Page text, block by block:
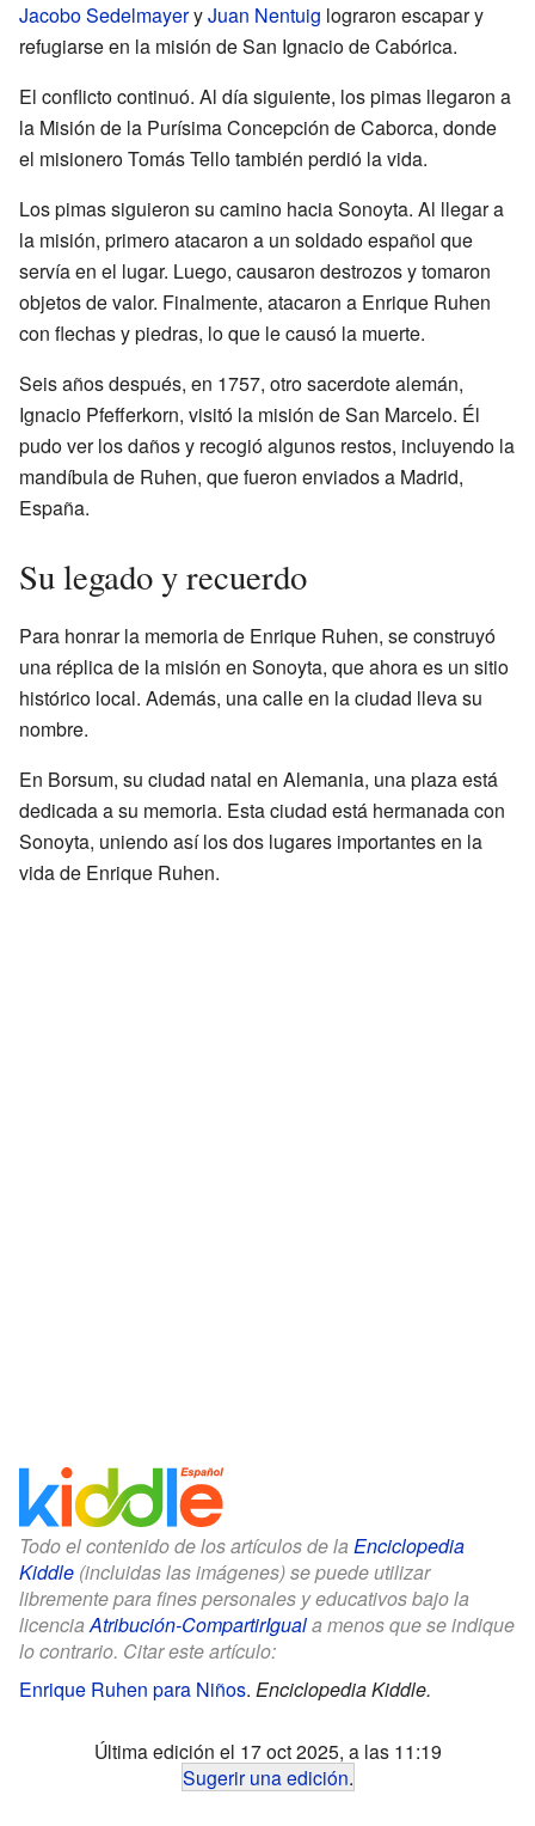
Jacobo SedelmayeryJuan Nentuig lograron escapar y
refugiarse en la misión de San Ignacio de Cabórica.
El conflicto continuó. Al día siguiente, los pimas llegaron a
la Misión de la Purísima Concepción de Caborca, donde
el misionero Tomás Tello también perdió la vida.
Los pimas siguieron su camino hacia Sonoyta. Al llegar a
la misión, primero atacaron a un soldado español que
servía en el lugar. Luego, causaron destrozos y tomaron
objetos de valor. Finalmente, atacaron a Enrique Ruhen
con flechas y piedras, lo que le causó la muerte.
Seis años después, en 1757, otro sacerdote alemán,
Ignacio Pfefferkorn, visitó la misión de San Marcelo. Él
pudo ver los daños y recogió algunos restos, incluyendo la
mandíbula de Ruhen, que fueron enviados a Madrid,
España.
Su legado y recuerdo
Para honrar la memoria de Enrique Ruhen, se construyó
una réplica de la misión en Sonoyta, que ahora es un sitio
histórico local. Además, una calle en la ciudad lleva su
nombre.
En Borsum, su ciudad natal en Alemania, una plaza está
dedicada a su memoria. Esta ciudad está hermanada con
Sonoyta, uniendo así los dos lugares importantes en la
vida de Enrique Ruhen.
Todo el contenido de los artículos de la Enciclopedia
Kiddle (incluidas las imágenes) se puede utilizar
libremente para fines personales y educativos bajo la
licenciaAtribución-CompartirIguala menos que se indique
lo contrario. Citar este artículo:
Enrique Ruhen para Niños. Enciclopedia Kiddle.
Última edición el 17 oct 2025, a las 11:19
Sugerir una edición.